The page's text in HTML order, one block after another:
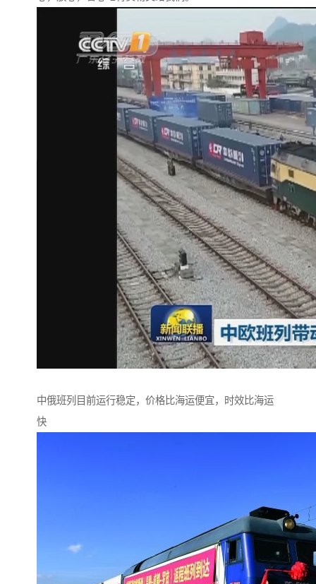
中俄班列目前运行稳定，价格比海运便宜，时效比海运
快